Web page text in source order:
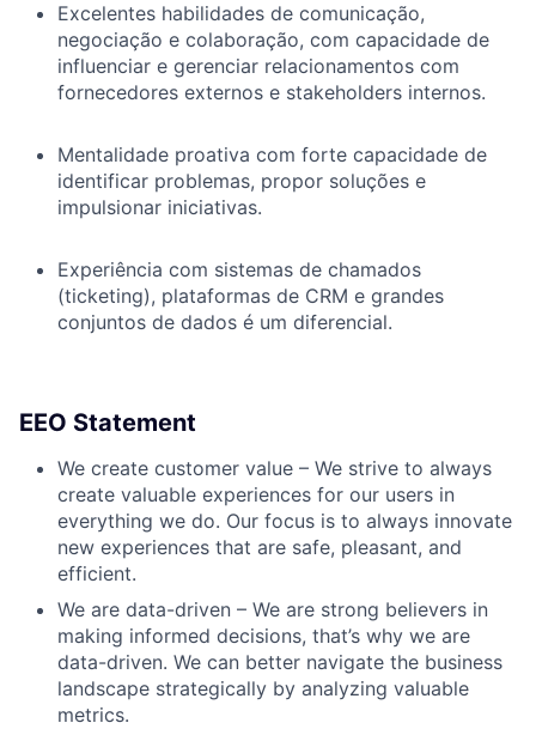
Excelentes habilidades de comunicação,
negociação e colaboração, com capacidade de
influenciar e gerenciar relacionamentos com
fornecedores externos e stakeholders internos.
Mentalidade proativa com forte capacidade de
identificar problemas, propor soluções e
impulsionar iniciativas.
Experiência com sistemas de chamados
(ticketing), plataformas de CRM e grandes
conjuntos de dados é um diferencial.
EEO Statement
We create customer value – We strive to always
create valuable experiences for our users in
everything we do. Our focus is to always innovate
new experiences that are safe, pleasant, and
efficient.
We are data-driven – We are strong believers in
making informed decisions, that’s why we are
data-driven. We can better navigate the business
landscape strategically by analyzing valuable
metrics.